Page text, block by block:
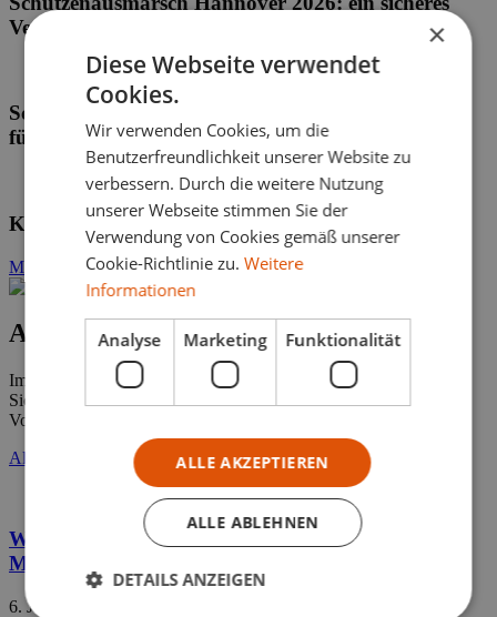
Veranstaltungserlebnis.
Schlossgrabenfest Darmstadt 2026 Zufahrtsschutz
für Hessens größtes Musikfestival
Karneval – Andernach feiert!
Mehr Referenzen→
Aktuelles
Immer wieder dürfen wir spannende Einsätze begleiten. Ob
Sicherung der Spiele der NFL oder von Weihnachtsmärkten und
Volksfesten. Hier lesen Sie darüber.
Alle News
Wir waren auf der Sicherheitsexpo 2026 in
München
6. Juli 2026
×
Diese Webseite verwendet
Cookies.
Wir verwenden Cookies, um die
Benutzerfreundlichkeit unserer Website zu
verbessern. Durch die weitere Nutzung
unserer Webseite stimmen Sie der
Verwendung von Cookies gemäß unserer
Cookie-Richtlinie zu.Weitere
Informationen
Analyse Marketing Funktionalität
ALLE AKZEPTIEREN
ALLE ABLEHNEN
DETAILS ANZEIGEN